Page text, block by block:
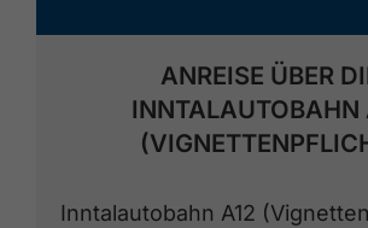
ANREISE ÜBER
INNTALAUTOBAHN
Inntalautobahn A12